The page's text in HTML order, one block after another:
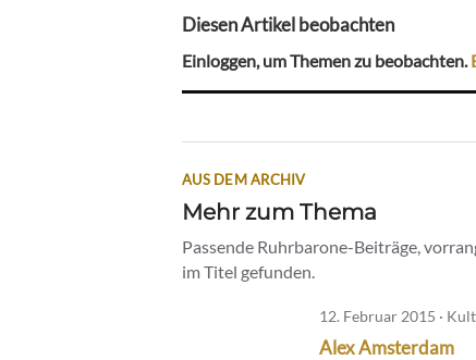
Diesen Artikel beobachten
Einloggen, um Themen zu beobachten.
AUS DEM ARCHIV
Mehr zum Thema
Passende Ruhrbarone-Beiträge,
im Titel gefunden.
12. Februar 2015 ·
Alex Amsterdam